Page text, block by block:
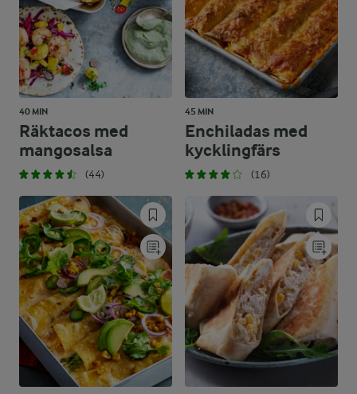
40 MIN
Räktacos med
mangosalsa
(44)
45 MIN
Enchiladas med
kycklingfärs
(16)